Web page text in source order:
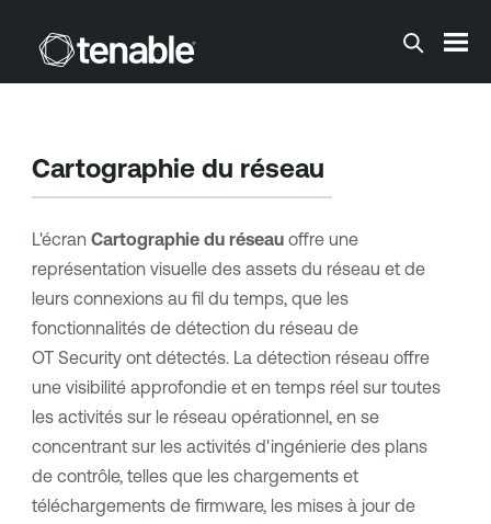
Passer au contenu principal
Cartographie du réseau
L'écran Cartographie du réseauoffre une
représentation visuelle des assets du réseau et de
leurs connexions au fil du temps, que les
fonctionnalités de détection du réseau de
OT Securityont détectés. La détection réseau offre
une visibilité approfondie et en temps réel sur toutes
les activités sur le réseau opérationnel, en se
concentrant sur les activités d'ingénierie des plans
de contrôle, telles que les chargements et
téléchargements de firmware, les mises à jour de